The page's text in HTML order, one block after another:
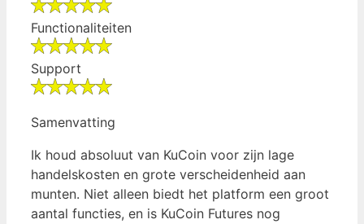
Functionaliteiten
Support
Samenvatting
Ik houd absoluut van KuCoin voor zijn lage
handelskosten en grote verscheidenheid aan
munten. Niet alleen biedt het platform een groot
aantal functies, en is KuCoin Futures nog